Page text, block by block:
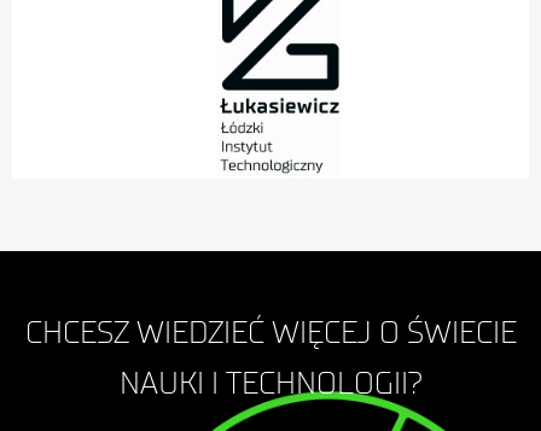
CHCESZ WIEDZIEĆ WIĘCEJ O ŚWIECIE
NAUKI I TECHNOLOGII?